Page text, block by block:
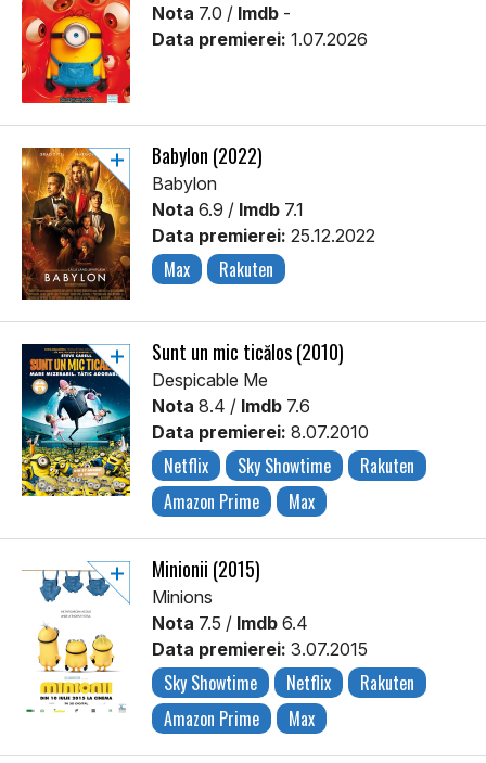
Nota 7.0 / Imdb -
Data premierei: 1.07.2026
Babylon (2022)
Babylon
Nota 6.9 / Imdb 7.1
Data premierei: 25.12.2022
Max Rakuten
Sunt un mic ticălos (2010)
Despicable Me
Nota 8.4 / Imdb 7.6
Data premierei: 8.07.2010
Netflix Sky Showtime
Rakuten
Amazon Prime
Max
Minionii (2015)
Minions
Nota 7.5 / Imdb 6.4
Data premierei: 3.07.2015
Sky Showtime Netflix
Rakuten
Amazon Prime
Max